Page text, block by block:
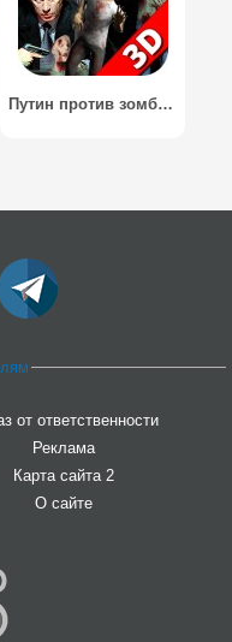
Путин против зомби 3D / Putin is killing zombies 3D
от ответственности
Реклама
Карта сайта 2
О сайте